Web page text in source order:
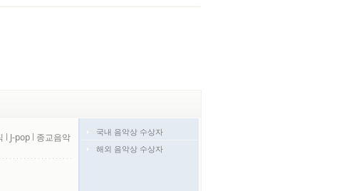
l J-pop l 종교음악
국내 음악상 수상자
해외 음악상 수상자